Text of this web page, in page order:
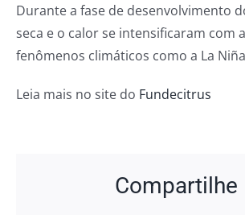
Durante a fase de desenvolvimento
seca e o calor se intensificaram com
fenômenos climáticos como a La
Leia mais no site do Fundecitrus
Compartilhe